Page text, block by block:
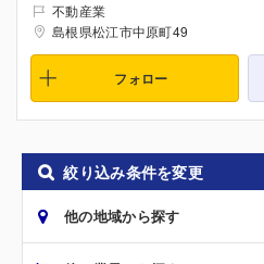
不動産業
島根県松江市中原町49
フォロー
絞り込み条件を変更
他の地域から探す